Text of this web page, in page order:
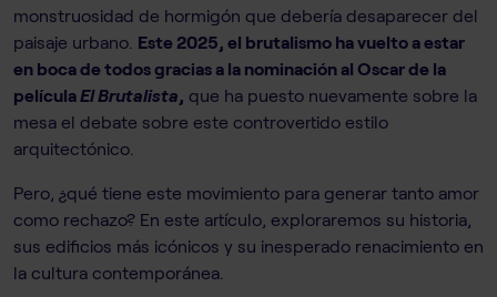
monstruosidad de hormigón que debería desaparecer del
paisaje urbano. Este 2025, el brutalismo ha vuelto a estar
en boca de todos gracias a la nominación al Oscar de la
películaEl Brutalista, que ha puesto nuevamente sobre la
mesa el debate sobre este controvertido estilo
arquitectónico.
Pero, ¿qué tiene este movimiento para generar tanto amor
como rechazo? En este artículo, exploraremos su historia,
sus edificios más icónicos y su inesperado renacimiento en
la cultura contemporánea.